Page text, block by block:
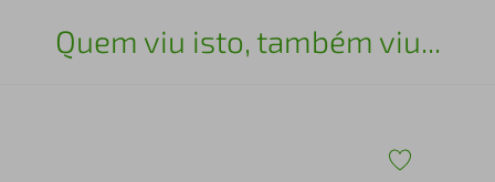
Quem viu isto, também viu...